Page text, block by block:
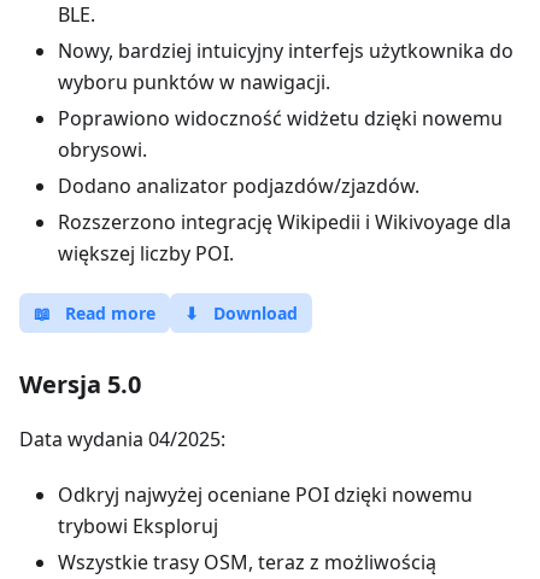
BLE.
Nowy, bardziej intuicyjny interfejs użytkownika do
wyboru punktów w nawigacji.
Poprawiono widoczność widżetu dzięki nowemu
obrysowi.
Dodano analizator podjazdów/zjazdów.
Rozszerzono integrację Wikipedii i Wikivoyage dla
większej liczby POI.
📖 Read more ⬇ Download
Wersja 5.0
Data wydania 04/2025:
Odkryj najwyżej oceniane POI dzięki nowemu
trybowi Eksploruj
Wszystkie trasy OSM, teraz z możliwością